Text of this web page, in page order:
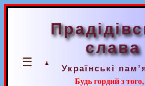
☰
слава
Українські
Будь гордий з